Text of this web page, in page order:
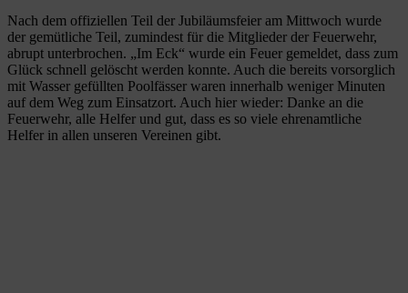
Nach dem offiziellen Teil der Jubiläumsfeier am Mittwoch wurde
der gemütliche Teil, zumindest für die Mitglieder der Feuerwehr,
abrupt unterbrochen. „Im Eck“ wurde ein Feuer gemeldet, dass zum
Glück schnell gelöscht werden konnte. Auch die bereits vorsorglich
mit Wasser gefüllten Poolfässer waren innerhalb weniger Minuten
auf dem Weg zum Einsatzort. Auch hier wieder: Danke an die
Feuerwehr, alle Helfer und gut, dass es so viele ehrenamtliche
Helfer in allen unseren Vereinen gibt.